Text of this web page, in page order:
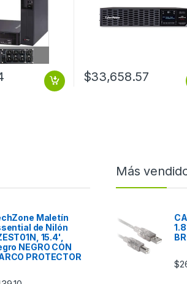
$33,658.57
Maletín
de Nilón
15.4',
NEGRO CON
PROTECTOR
Más
$